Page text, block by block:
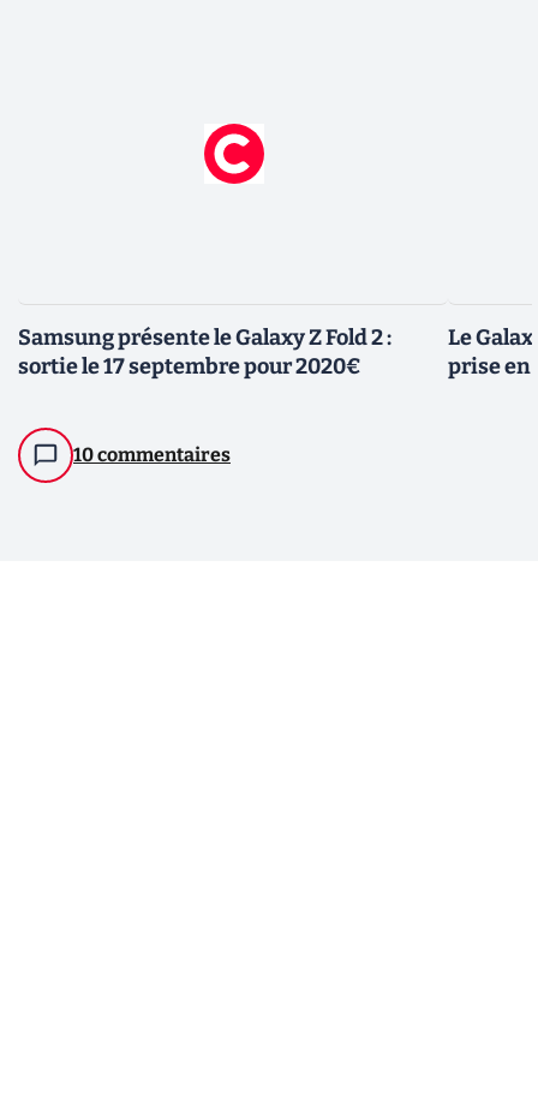
Samsung présente le Galaxy Z Fold 2 :
sortie le 17 septembre pour 2020€
10 commentaires
Le
prise en